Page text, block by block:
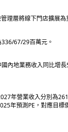
理層將線下門店擴展為
67/29百萬元。
內地業務收入同比增
年營業收入分別為
年預測PE，對應目標